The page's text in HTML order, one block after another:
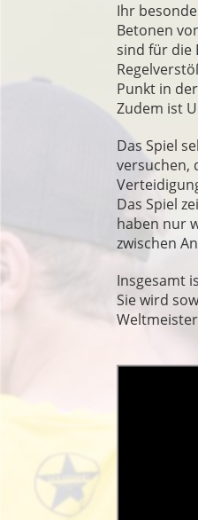
Ihr
Betonen
sind für die
Punkt in
Zudem ist
Das Spiel
versuchen,
Das Spiel
haben nur
zwischen
Insgesamt
Sie wird